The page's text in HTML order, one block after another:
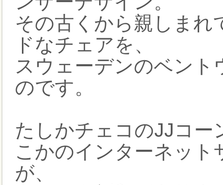
その古くから親しま
ドなチェアを、
スウェーデンのベン
のです。
たしかチェコのJJコー
こかのインターネッ
が、